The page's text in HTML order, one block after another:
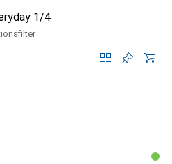
1/4